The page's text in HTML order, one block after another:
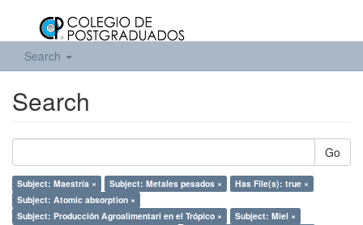
Search
Search
Go
Subject: Maestría × Subject: Metales pesados ×
Has File(s): true ×
Subject: Atomic absorption ×
Subject: Producción Agroalimentari en el Trópico ×
Subject: Miel ×